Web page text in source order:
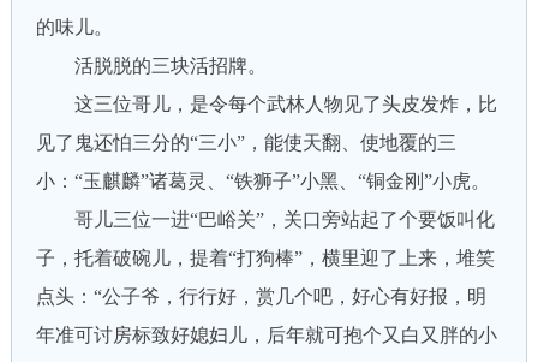
的味儿。
活脱脱的三块活招牌。
这三位哥儿，是令每个武林人物见了头皮发炸，比
见了鬼还怕三分的“三小”，能使天翻、使地覆的三
小：“玉麒麟”诸葛灵、“铁狮子”小黑、“铜金刚”小虎。
哥儿三位一进“巴峪关”，关口旁站起了个要饭叫化
子，托着破碗儿，提着“打狗棒”，横里迎了上来，堆笑
点头：“公子爷，行行好，赏几个吧，好心有好报，明
年准可讨房标致好媳妇儿，后年就可抱个又白又胖的小